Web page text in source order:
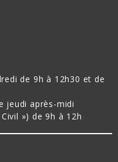
de 9h à 12h30 et de
jeudi après-midi
») de 9h à 12h